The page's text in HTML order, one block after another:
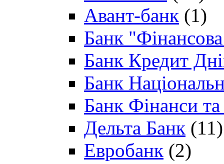
Авант-банк (1)
Банк "Фінансова
Банк Кредит
Банк
Банк Фінанси
Дельта Банк (11)
Евробанк (2)